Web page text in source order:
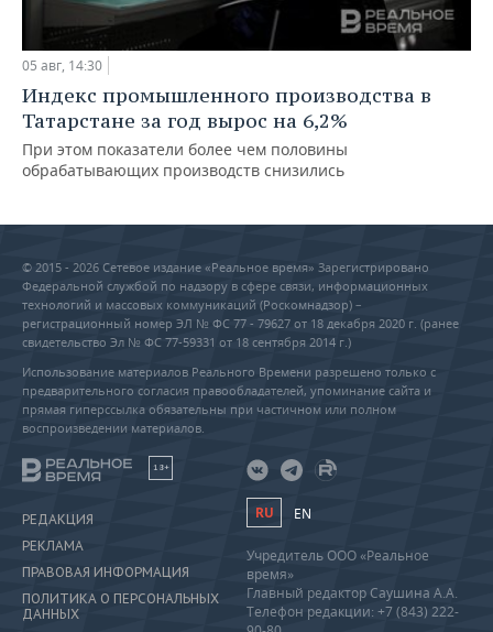
05 авг, 14:30
Индекс промышленного производства в
Татарстане за год вырос на 6,2%
При этом показатели более чем половины
обрабатывающих производств снизились
© 2015 - 2026 Сетевое издание «Реальное время» Зарегистрировано
Федеральной службой по надзору в сфере связи, информационных
технологий и массовых коммуникаций (Роскомнадзор) –
регистрационный номер ЭЛ № ФС 77 - 79627 от 18 декабря 2020 г. (ранее
свидетельство Эл № ФС 77-59331 от 18 сентября 2014 г.)
Использование материалов Реального Времени разрешено только с
предварительного согласия правообладателей, упоминание сайта и
прямая гиперссылка обязательны при частичном или полном
воспроизведении материалов.
18+
РЕДАКЦИЯ
РЕКЛАМА
ПРАВОВАЯ ИНФОРМАЦИЯ
ПОЛИТИКА О ПЕРСОНАЛЬНЫХ
ДАННЫХ
RU EN
Учредитель ООО «Реальное
время»
Главный редактор Саушина А.А.
Телефон редакции: +7 (843) 222-